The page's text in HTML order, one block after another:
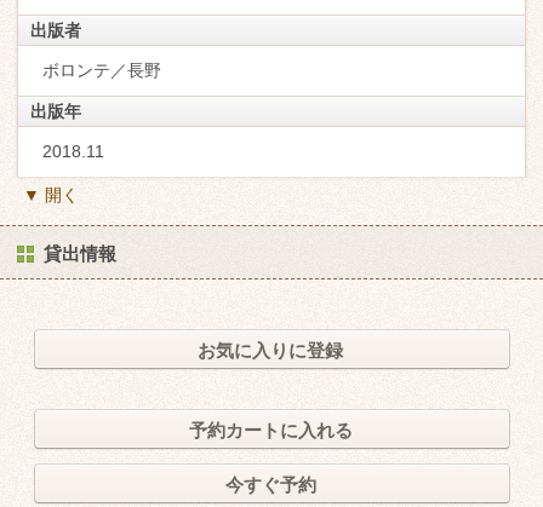
出版者
ボロンテ／長野
出版年
2018.11
▼ 開く
貸出情報
お気に入りに登録
予約カートに入れる
今すぐ予約